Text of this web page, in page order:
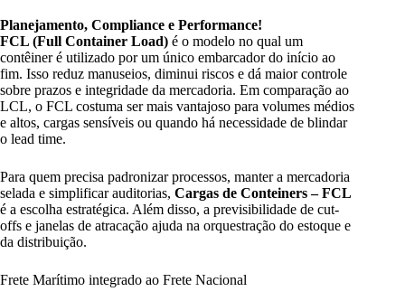
Planejamento, Compliance e Performance!
FCL (Full Container Load) é o modelo no qual um
contêiner é utilizado por um único embarcador do início ao
fim. Isso reduz manuseios, diminui riscos e dá maior controle
sobre prazos e integridade da mercadoria. Em comparação ao
LCL, o FCL costuma ser mais vantajoso para volumes médios
e altos, cargas sensíveis ou quando há necessidade de blindar
o lead time.
Para quem precisa padronizar processos, manter a mercadoria
selada e simplificar auditorias, Cargas de Conteiners – FCL
é a escolha estratégica. Além disso, a previsibilidade de cut-
offs e janelas de atracação ajuda na orquestração do estoque e
da distribuição.
Frete Marítimo integrado ao Frete Nacional